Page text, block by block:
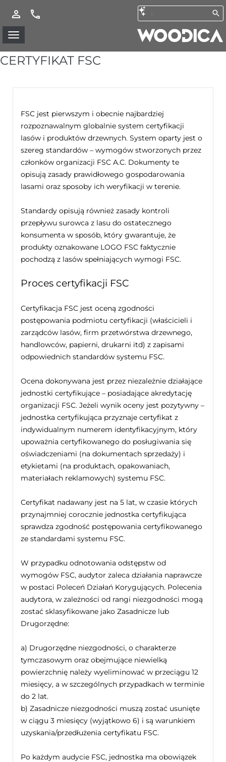
CERTYFIKAT FSC
FSC jest pierwszym i obecnie najbardziej
rozpoznawalnym globalnie system certyfikacji
lasów i produktów drzewnych. System oparty jest o
szereg standardów – wymogów stworzonych przez
członków organizacji FSC A.C. Dokumenty te
opisują zasady prawidłowego gospodarowania
lasami oraz sposoby ich weryfikacji w terenie.
Standardy opisują również zasady kontroli
przepływu surowca z lasu do ostatecznego
konsumenta w sposób, który gwarantuje, że
produkty oznakowane LOGO FSC faktycznie
pochodzą z lasów spełniających wymogi FSC.
Proces certyfikacji FSC
Certyfikacja FSC jest oceną zgodności
postępowania podmiotu certyfikacji (właścicieli i
zarządców lasów, firm przetwórstwa drzewnego,
handlowców, papierni, drukarni itd) z zapisami
odpowiednich standardów systemu FSC.
Ocena dokonywana jest przez niezależnie działające
jednostki certyfikujące – posiadające akredytację
organizacji FSC. Jeżeli wynik oceny jest pozytywny –
jednostka certyfikująca przyznaje certyfikat z
indywidualnym numerem identyfikacyjnym, który
upoważnia certyfikowanego do posługiwania się
oświadczeniami (na dokumentach sprzedaży) i
etykietami (na produktach, opakowaniach,
materiałach reklamowych) systemu FSC.
Certyfikat nadawany jest na 5 lat, w czasie których
przynajmniej corocznie jednostka certyfikująca
sprawdza zgodność postępowania certyfikowanego
ze standardami systemu FSC.
W przypadku odnotowania odstępstw od
wymogów FSC, audytor zaleca działania naprawcze
w postaci Poleceń Działań Korygujących. Polecenia
audytora, w zależności od rangi niezgodności mogą
zostać sklasyfikowane jako Zasadnicze lub
Drugorzędne:
a) Drugorzędne niezgodności, o charakterze
tymczasowym oraz obejmujące niewielką
powierzchnię należy wyeliminować w przeciągu 12
miesięcy, a w szczególnych przypadkach w terminie
do 2 lat.
b) Zasadnicze niezgodności muszą zostać usunięte
w ciągu 3 miesięcy (wyjątkowo 6) i są warunkiem
uzyskania/przedłużenia certyfikatu FSC.
Po każdym audycie FSC, jednostka ma obowiązek